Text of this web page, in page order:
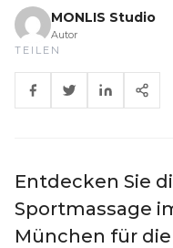
MONLIS Studio
Autor
TEILEN
Entdecken Sie
Sportmassage
München für